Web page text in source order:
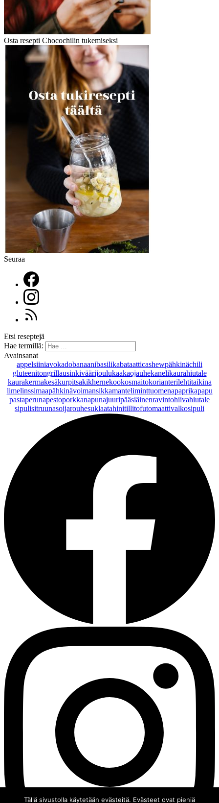
Osta resepti Chocochilin tukemiseksi
Seuraa
Etsi reseptejä
Hae termillä:
Avainsanat
appelsiiniavokadobanaanibasilikabataatticashewpähkinächili
gluteenitongrillausinkiväärijoulukaakaojauhekanelikaurahiutale
kaurakermakesäkurpitsakikhernekookosmaitokorianterilehtitaikina
limelinssimaapähkinävoimansikkamanteliminttuomenapaprikapapu
pastaperunapestoporkkanapunajuuripääsiäinenravintohiivahiutale
sipulisitruunasoijarouhesuklaatahinitillitofutomaattivalkosipuli
Tällä sivustolla käytetään evästeitä. Evästeet ovat pieniä